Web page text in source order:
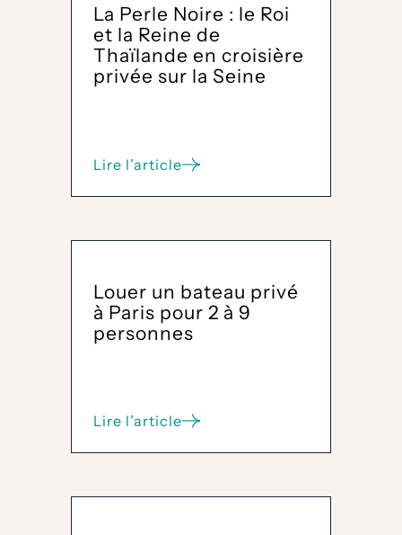
La Perle Noire : le Roi
et la Reine de
Thaïlande en croisière
privée sur la Seine
Lire l’article
:
le
la
Reine
de
sur
Louer un bateau privé
à Paris pour 2 à 9
personnes
Lire l’article
:
privé